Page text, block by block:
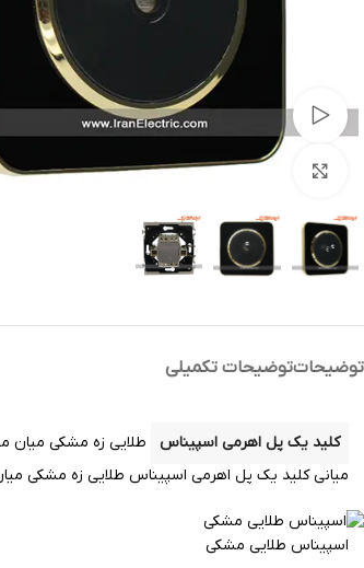
تماشای ویدئو
بزرگنمایی تصویر
توضیحاتتوضیحات تکمیلی
کلید یک پل اهرمی اسپیناس طلایی زه مشکی میان
میانی کلید یک پل اهرمی اسپیناس طلایی زه مشکی
اسپیناس طلایی مشکی